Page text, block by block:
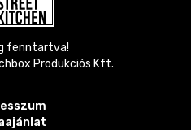
fenntartva!
Produkciós Kft.